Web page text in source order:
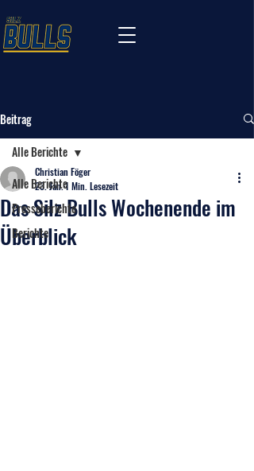
Beitrag
Alle Berichte
Presseberichte
Berichte
Alle Berichte
Das Silz Bulls Wochenende im
Überblick
Christian Föger
23. Jan.1 Min. Lesezeit